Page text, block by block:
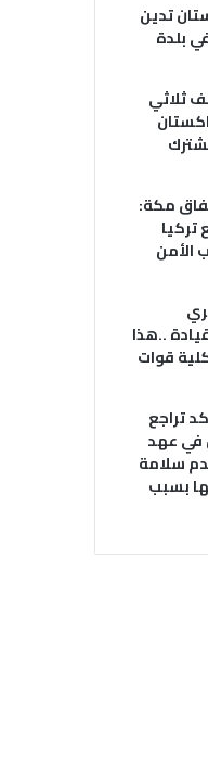
تدين
بلدة
ثلاثي
مكة:
تركيا
الأمن
..هذا
قوات
تراجع
في عهد
سلامة
بسبب